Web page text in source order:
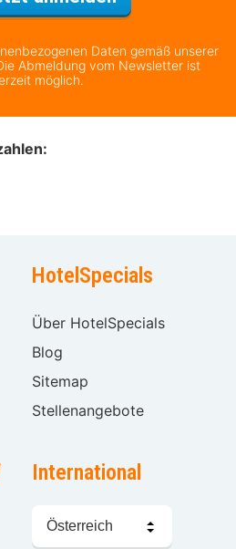
Daten gemäß unserer
Abmeldung vom Newsletter ist
möglich.
HotelSpecials
Über HotelSpecials
Blog
Sitemap
Stellenangebote
International
Sprache
wählen